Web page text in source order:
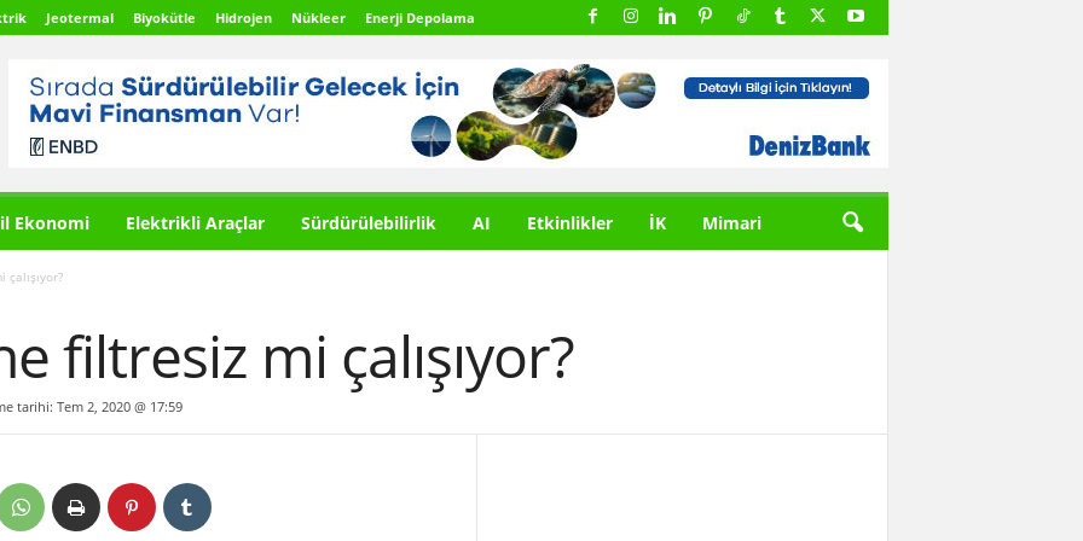
Jeotermal Biyokütle Hidrojen Nükleer Enerji Depolama
Ekonomi Elektrikli Araçlar Sürdürülebilirlik AI Etkinlikler İK Mimari
filtresiz mi çalışıyor?
tarihi: Tem 2, 2020 @ 17:59